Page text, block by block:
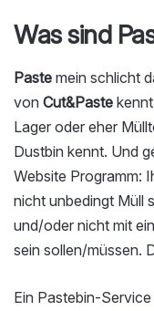
Was sind
Paste mein schlicht
von Cut&Paste
Lager oder eher
Dustbin kennt. Und
Website Programm:
nicht unbedingt Müll
und/oder nicht mit
sein sollen/müssen.
Ein Pastebin-